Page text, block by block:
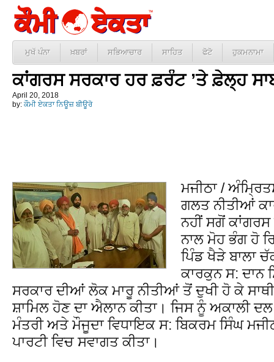
ਮੁਖੱ ਪੰਨਾ ਖ਼ਬਰਾਂ ਸਭਿਆਚਾਰ ਸਾਹਿਤ ਫੋਟੋ ਹੁਕਮਨਾਮਾ
ਕਾਂਗਰਸ ਸਰਕਾਰ ਹਰ ਫ਼ਰੰਟ ’ਤੇ ਫ਼ੇਲ੍ਹ
April 20, 2018
by: ਕੌਮੀ ਏਕਤਾ ਨਿਊਜ਼ ਬੀਊਰੋ
ਮਜੀਠਾ /
ਗਲਤ ਨੀਤੀਆਂ
ਨਹੀਂ ਸਗੋਂ ਕਾਂਗਰਸ
ਨਾਲ ਮੋਹ ਭੰਗ ਹੋ
ਪਿੰਡ ਖੈੜੇ ਬਾਲਾ
ਕਾਰਕੁਨ ਸ: ਦਾਨ
ਸਰਕਾਰ ਦੀਆਂ ਲੋਕ ਮਾਰੂ ਨੀਤੀਆਂ ਤੋਂ ਦੁਖੀ ਹੋ ਕੇ
ਸ਼ਾਮਿਲ ਹੋਣ ਦਾ ਐਲਾਨ ਕੀਤਾ। ਜਿਸ ਨੂੰ ਅਕਾਲੀ
ਮੰਤਰੀ ਅਤੇ ਮੌਜੂਦਾ ਵਿਧਾਇਕ ਸ: ਬਿਕਰਮ ਸਿੰਘ
ਪਾਰਟੀ ਵਿਚ ਸਵਾਗਤ ਕੀਤਾ।